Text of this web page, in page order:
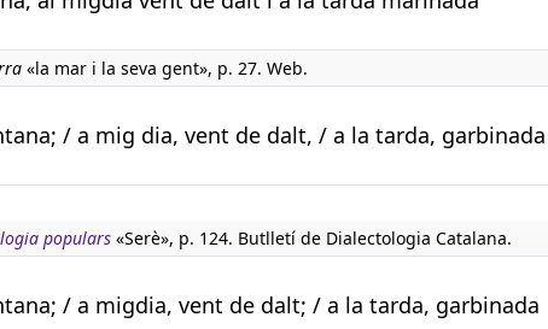
«la mar i la seva gent», p. 27. Web.
/ a mig dia, vent de dalt, / a la tarda, garbinada
populars «Serè», p. 124. Butlletí de Dialectologia Catalana.
/ a migdia, vent de dalt; / a la tarda, garbinada